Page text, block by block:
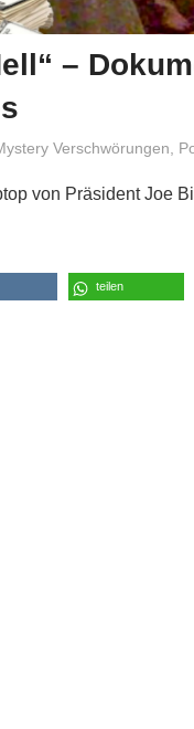
–
Verschwörungen
von Präsident Joe
teilen